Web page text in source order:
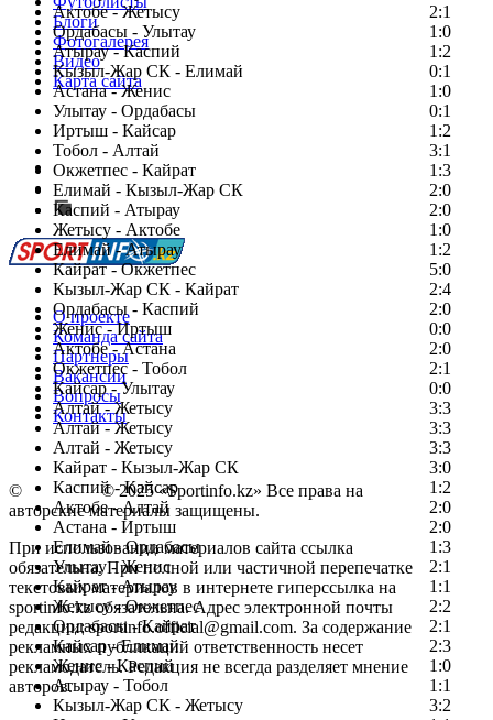
Актобе - Жетысу
2:1
Ордабасы - Улытау
1:0
Атырау - Каспий
1:2
Кызыл-Жар СК - Елимай
0:1
Астана - Женис
1:0
Улытау - Ордабасы
0:1
Иртыш - Кайсар
1:2
Тобол - Алтай
3:1
Окжетпес - Кайрат
1:3
Елимай - Кызыл-Жар СК
2:0
Каспий - Атырау
2:0
Жетысу - Актобе
1:0
Елимай - Атырау
1:2
Кайрат - Окжетпес
5:0
Кызыл-Жар СК - Кайрат
2:4
Ордабасы - Каспий
2:0
Женис - Иртыш
0:0
Актобе - Астана
2:0
Окжетпес - Тобол
2:1
Кайсар - Улытау
0:0
Алтай - Жетысу
3:3
Алтай - Жетысу
3:3
Алтай - Жетысу
3:3
Кайрат - Кызыл-Жар СК
3:0
Каспий - Кайсар
1:2
Актобе - Алтай
2:0
Астана - Иртыш
2:0
Елимай - Ордабасы
1:3
Улытау - Женис
2:1
Кайрат - Атырау
1:1
Жетысу - Окжетпес
2:2
Ордабасы - Кайрат
2:1
Кайсар - Елимай
2:3
Женис - Каспий
1:0
Атырау - Тобол
1:1
Кызыл-Жар СК - Жетысу
3:2
Блоги
Фотогалерея
Видео
Карта сайта
Есть идея?
Сообщить о мероприятии
Перейти на старый сайт
О проекте
Команда сайта
Партнеры
Вакансии
Вопросы
Контакты
© Copyright© 2025 «Sportinfo.kz» Все права на
авторские материалы защищены.
При использовании материалов сайта ссылка
обязательна. При полной или частичной перепечатке
текстовых материалов в интернете гиперссылка на
sportinfo.kz обязательна. Адрес электронной почты
редакции: sportinfo.official@gmail.com. За содержание
рекламных публикаций ответственность несет
рекламодатель. Редакция не всегда разделяет мнение
авторов.